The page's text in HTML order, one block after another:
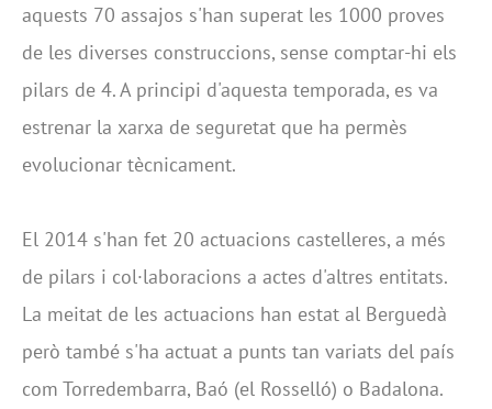
aquests 70 assajos s'han superat les 1000 proves
de les diverses construccions, sense comptar-hi els
pilars de 4. A principi d'aquesta temporada, es va
estrenar la xarxa de seguretat que ha permès
evolucionar tècnicament.
El 2014 s'han fet 20 actuacions castelleres, a més
de pilars i col·laboracions a actes d'altres entitats.
La meitat de les actuacions han estat al Berguedà
però també s'ha actuat a punts tan variats del país
com Torredembarra, Baó (el Rosselló) o Badalona.